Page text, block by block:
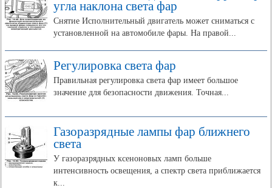
угла наклона света фар
Снятие Исполнительный двигатель может сниматься с
установленной на автомобиле фары. На правой...
Регулировка света фар
Правильная регулировка света фар имеет большое
значение для безопасности движения. Точная...
Газоразрядные лампы фар ближнего
света
У газоразрядных ксеноновых ламп больше
интенсивность освещения, а спектр света приближается
к...